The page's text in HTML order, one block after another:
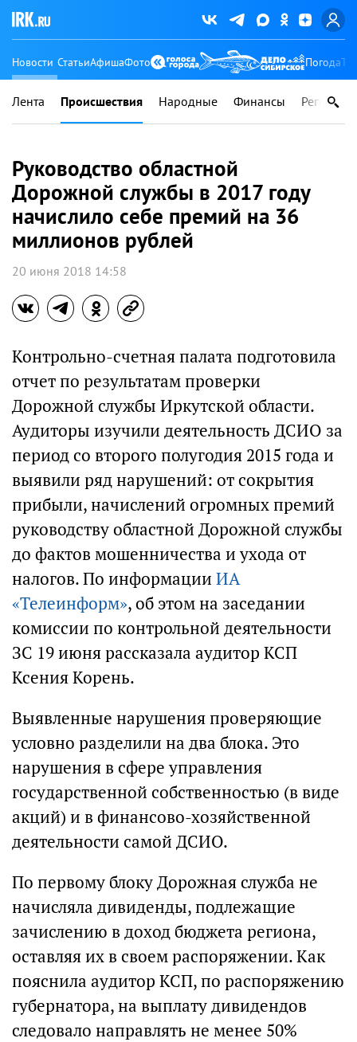
Новости СтатьиАфишаФото Погода
Лента Происшествия Народные Финансы Регионы
Руководство областной
Дорожной службы в 2017 году
начислило себе премий на 36
миллионов рублей
20 июня 2018 14:58
Контрольно-счетная палата подготовила
отчет по результатам проверки
Дорожной службы Иркутской области.
Аудиторы изучили деятельность ДСИО за
период со второго полугодия 2015 года и
выявили ряд нарушений: от сокрытия
прибыли, начислений огромных премий
руководству областной Дорожной службы
до фактов мошенничества и ухода от
налогов. По информации ИА
«Телеинформ», об этом на заседании
комиссии по контрольной деятельности
ЗС 19 июня рассказала аудитор КСП
Ксения Корень.
Выявленные нарушения проверяющие
условно разделили на два блока. Это
нарушения в сфере управления
государственной собственностью (в виде
акций) и в финансово-хозяйственной
деятельности самой ДСИО.
По первому блоку Дорожная служба не
начисляла дивиденды, подлежащие
зачислению в доход бюджета региона,
оставляя их в своем распоряжении. Как
пояснила аудитор КСП, по распоряжению
губернатора, на выплату дивидендов
следовало направлять не менее 50%